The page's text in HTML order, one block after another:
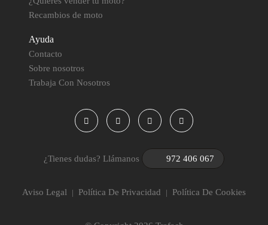
Recambios de moto
Ayuda
Contacto
Sobre nosotros
Trabaja Con Nosotros
¿Tienes dudas? Llámanos 972 406 067
Aviso Legal | Política De Privacidad | Política De Cookies